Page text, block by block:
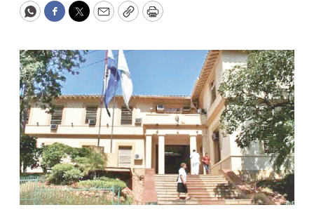
WhatsApp
Facebook
Twitter
EmailCopyPrint